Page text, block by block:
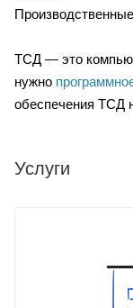
ТСД — это
нужно
обеспечения ТСД
Услуги